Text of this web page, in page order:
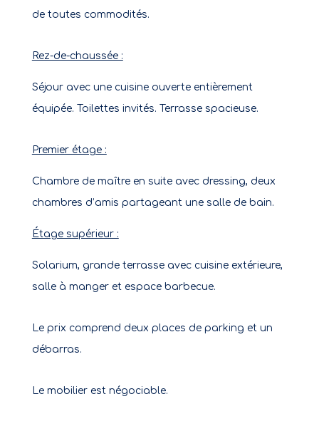
de toutes commodités.
Rez-de-chaussée :
Séjour avec une cuisine ouverte entièrement
équipée. Toilettes invités. Terrasse spacieuse.
Premier étage :
Chambre de maître en suite avec dressing, deux
chambres d’amis partageant une salle de bain.
Étage supérieur :
Solarium, grande terrasse avec cuisine extérieure,
salle à manger et espace barbecue.
Le prix comprend deux places de parking et un
débarras.
Le mobilier est négociable.